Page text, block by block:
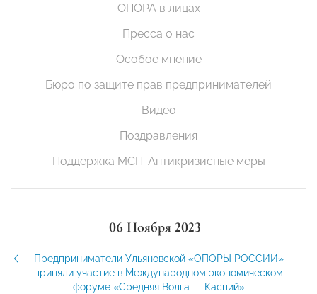
ОПОРА в лицах
Пресса о нас
Особое мнение
Бюро по защите прав предпринимателей
Видео
Поздравления
Поддержка МСП. Антикризисные меры
06 Ноября 2023
Предприниматели Ульяновской «ОПОРЫ РОССИИ»
приняли участие в Международном экономическом
форуме «Средняя Волга — Каспий»